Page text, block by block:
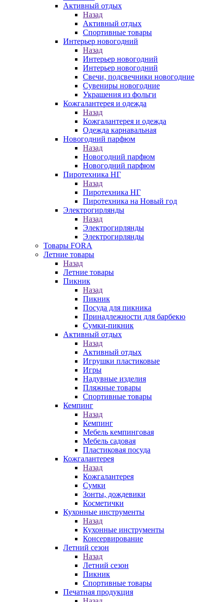
Активный отдых
Назад
Активный отдых
Спортивные товары
Интерьер новогодний
Назад
Интерьер новогодний
Интерьер новогодний
Свечи, подсвечники новогодние
Сувениры новогодние
Украшения из фольги
Кожгалантерея и одежда
Назад
Кожгалантерея и одежда
Одежда карнавальная
Новогодний парфюм
Назад
Новогодний парфюм
Новогодний парфюм
Пиротехника НГ
Назад
Пиротехника НГ
Пиротехника на Новый год
Электрогирлянды
Назад
Электрогирлянды
Электрогирлянды
Товары FORA
Летние товары
Назад
Летние товары
Пикник
Назад
Пикник
Посуда для пикника
Принадлежности для барбекю
Сумки-пикник
Активный отдых
Назад
Активный отдых
Игрушки пластиковые
Игры
Надувные изделия
Пляжные товары
Спортивные товары
Кемпинг
Назад
Кемпинг
Мебель кемпинговая
Мебель садовая
Пластиковая посуда
Кожгалантерея
Назад
Кожгалантерея
Сумки
Зонты, дождевики
Косметички
Кухонные инструменты
Назад
Кухонные инструменты
Консервирование
Летний сезон
Назад
Летний сезон
Пикник
Спортивные товары
Печатная продукция